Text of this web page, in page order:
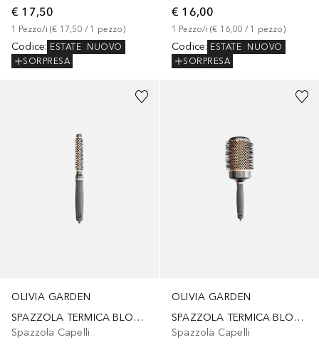
€ 17,50
1 Pezzo/i (€ 17,50 / 1 pezzo)
Codice: ESTATE
NUOVO
SORPRESA
€ 16,00
1 Pezzo/i (€ 16,00 / 1 pezzo)
Codice: ESTATE
NUOVO
SORPRESA
OLIVIA GARDEN
SPAZZOLA TERMICA BLOWOUT HEAT NYLGARD 15mm
Spazzola Capelli
OLIVIA GARDEN
SPAZZOLA TERMICA BLOWOUT HEAT NYLGARD 55mm
Spazzola Capelli